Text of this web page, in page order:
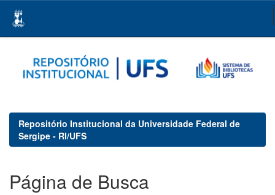
navigation
Repositório Institucional da Universidade Federal de
Sergipe - RI/UFS
Página de Busca